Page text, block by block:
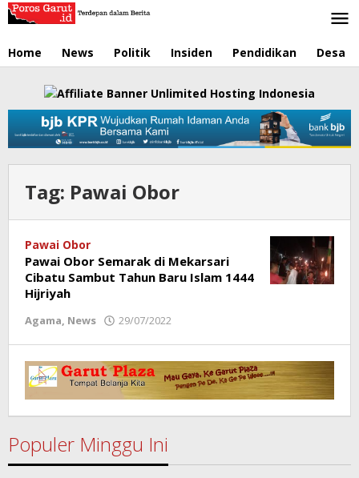
Lewati
ke
Home News Politik Insiden Pendidikan Desa
Tag: Pawai Obor
Pawai Obor
Pawai Obor Semarak di Mekarsari
Cibatu Sambut Tahun Baru Islam 1444
Hijriyah
Agama, News 29/07/2022
Populer Minggu Ini